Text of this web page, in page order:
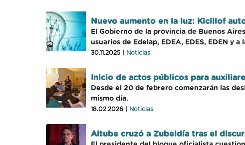
Nuevo aumento en la luz: Kicillof
El Gobierno de la provincia de Buenos
usuarios de Edelap, EDEA, EDES, EDEN y
30.11.2025 | Noticias
Inicio de actos públicos para
Desde el 20 de febrero comenzarán las
mismo día.
18.02.2026 | Noticias
Altube cruzó a Zubeldía tras el